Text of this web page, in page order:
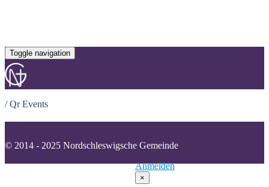
Toggle navigation
/Qr Events
© 2014 - 2025 Nordschleswigsche Gemeinde
Anmelden
×